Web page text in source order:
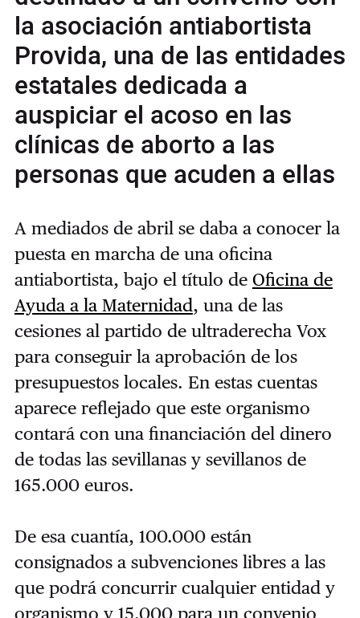
la asociación antiabortista
Provida, una de las entidades
estatales dedicada a
auspiciar el acoso en las
clínicas de aborto a las
personas que acuden a ellas
A mediados de abril se daba a conocer la
puesta en marcha de una oficina
antiabortista, bajo el título de Oficina de
Ayuda a la Maternidad, una de las
cesiones al partido de ultraderecha Vox
para conseguir la aprobación de los
presupuestos locales. En estas cuentas
aparece reflejado que este organismo
contará con una financiación del dinero
de todas las sevillanas y sevillanos de
165.000 euros.
De esa cuantía, 100.000 están
consignados a subvenciones libres a las
que podrá concurrir cualquier entidad y
organismo y 15.000 para un convenio